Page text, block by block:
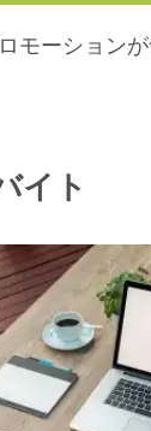
モーションが
イト